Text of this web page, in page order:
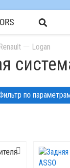
Renault Logan
по